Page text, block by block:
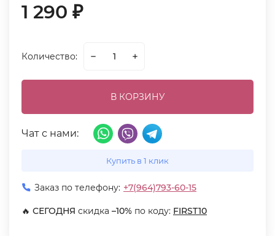
1 290 ₽
Количество:
В КОРЗИНУ
Чат с нами:
Купить в 1 клик
Заказ по телефону: +7(964)793-60-15
🔥 СЕГОДНЯ скидка –10% по коду: FIRST10